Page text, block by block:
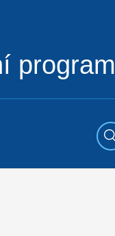
program